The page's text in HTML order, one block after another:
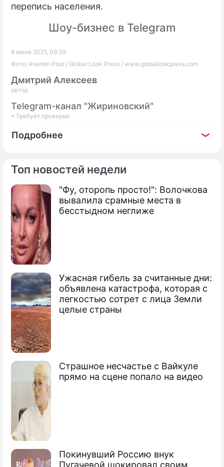
Топ новостей недели
"Фу, оторопь просто!": Волочкова
вывалила срамные места в
бесстыдном неглиже
Ужасная гибель за считанные дни:
объявлена катастрофа, которая с
легкостью сотрет с лица Земли
целые страны
Страшное несчастье с Вайкуле
прямо на сцене попало на видео
Покинувший Россию внук
Пугачевой шокировал своим
перепись населения.
Шоу-бизнес в Telegram
8 июня 2021, 09:39
Фото: Kremlin Pool / Global Look Press / www.globallookpress.com
Дмитрий Алексеев
автор
Telegram-канал "Жириновский"
• Требует проверки
Подробнее
По теме
Продолжение: "Как
Жириновский хочет заморозить свое
тело после смерти
Жириновский: Экономика России
никогда не восстановится после ковида
Владимир Вольфович